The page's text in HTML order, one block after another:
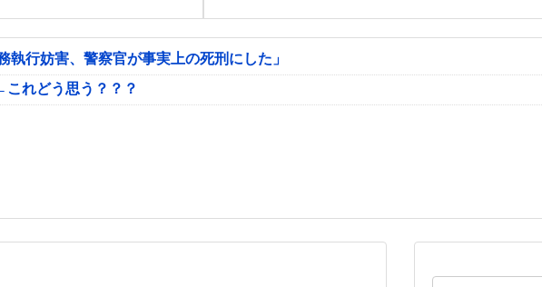
行妨害、警察官が事実上の死刑にした」
れどう思う？？？